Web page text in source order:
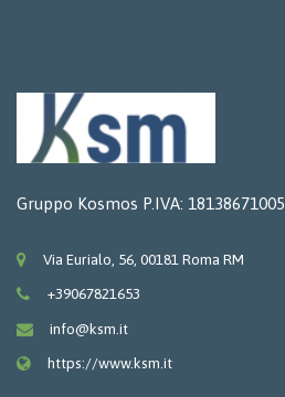
Gruppo Kosmos P.IVA: 18138671005
Via Eurialo, 56, 00181 Roma RM
+39067821653
info@ksm.it
https://www.ksm.it